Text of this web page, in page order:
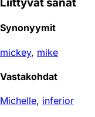
Synonyymit
mickey, mike
Vastakohdat
Michelle, inferior